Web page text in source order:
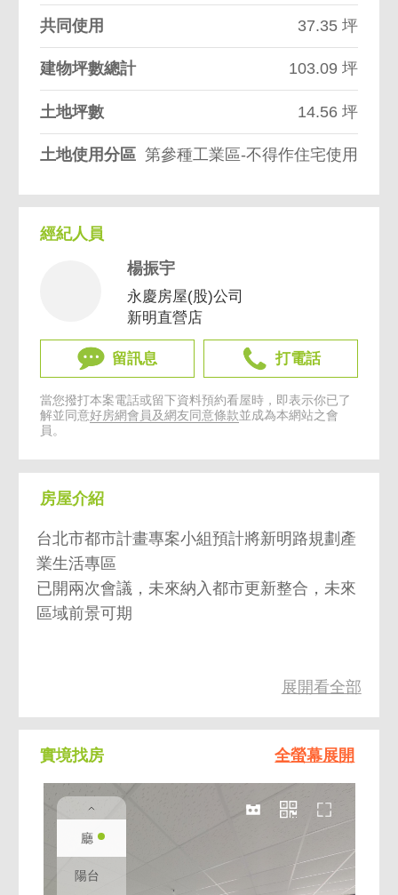
共同使用 37.35 坪
建物坪數總計 103.09 坪
土地坪數 14.56 坪
土地使用分區 第參種工業區-不得作住宅使用
經紀人員
楊振宇
永慶房屋(股)公司
新明直營店
留訊息 打電話
當您撥打本案電話或留下資料預約看屋時，即表示你已了
解並同意好房網會員及網友同意條款並成為本網站之會
員。
房屋介紹
台北市都市計畫專案小組預計將新明路規劃產
業生活專區
已開兩次會議，未來納入都市更新整合，未來
區域前景可期
【物件特色】
1、挑高3米4，樓高不壓迫
展開看全部
實境找房 全螢幕展開